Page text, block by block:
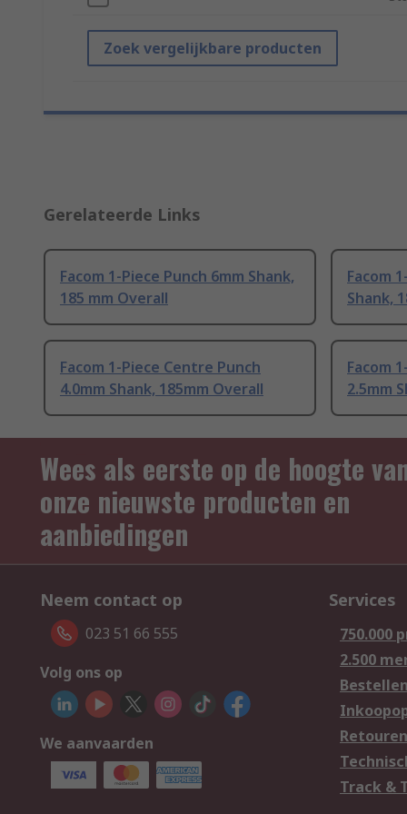
Zoek vergelijkbare producten
Gerelateerde Links
Facom 1-Piece Punch 6mm Shank,
185 mm Overall
Facom
Shank,
Facom 1-Piece Centre Punch
4.0mm Shank, 185mm Overall
Facom
2.5mm
Wees als eerste op de hoogte
onze nieuwste producten en
aanbiedingen
Neem contact op
023 51 66 555
Volg ons op
We aanvaarden
Services
750.000
2.500
Bestellen
Retouren
Track &